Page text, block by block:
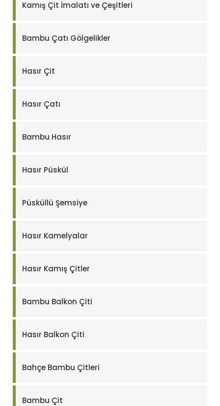
Kamış Çit İmalatı ve Çeşitleri
Bambu Çatı Gölgelikler
Hasır Çit
Hasır Çatı
Bambu Hasır
Hasır Püskül
Püsküllü Şemsiye
Hasır Kamelyalar
Hasır Kamış Çitler
Bambu Balkon Çiti
Hasır Balkon Çiti
Bahçe Bambu Çitleri
Bambu Çit